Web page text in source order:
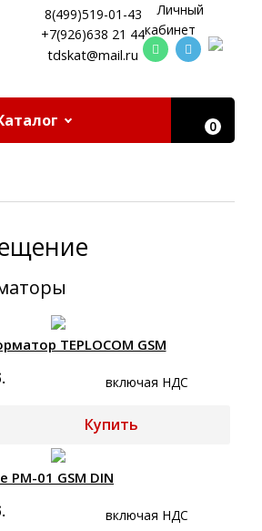
8(499)519-01-43
+7(926)638 21 44
tdskat@mail.ru
Личный
кабинет
0
TEPLOCOM GSM
включая НДС
Купить
РМ-01 GSM DIN
включая НДС